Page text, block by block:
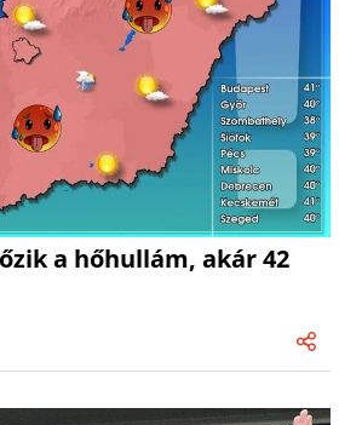
a hőhullám, akár 42